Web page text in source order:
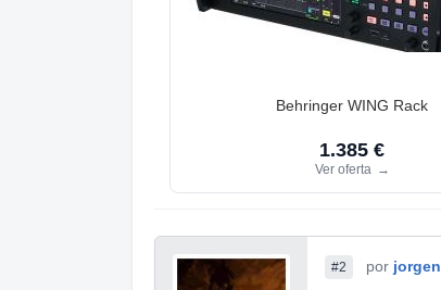
Behringer WING Rack
1.385 €
Ver oferta →
#2 por jorgen